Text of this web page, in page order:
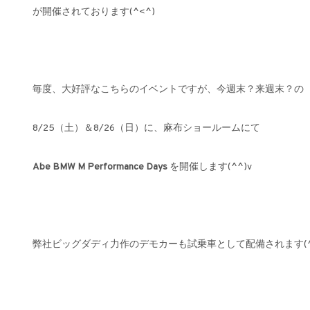
が開催されております(^<^)
毎度、大好評なこちらのイベントですが、今週末？来週末？の
8/25（土）＆8/26（日）に、麻布ショールームにて
Abe BMW M Performance Days を開催します(^^)v
弊社ビッグダディ力作のデモカーも試乗車として配備されます